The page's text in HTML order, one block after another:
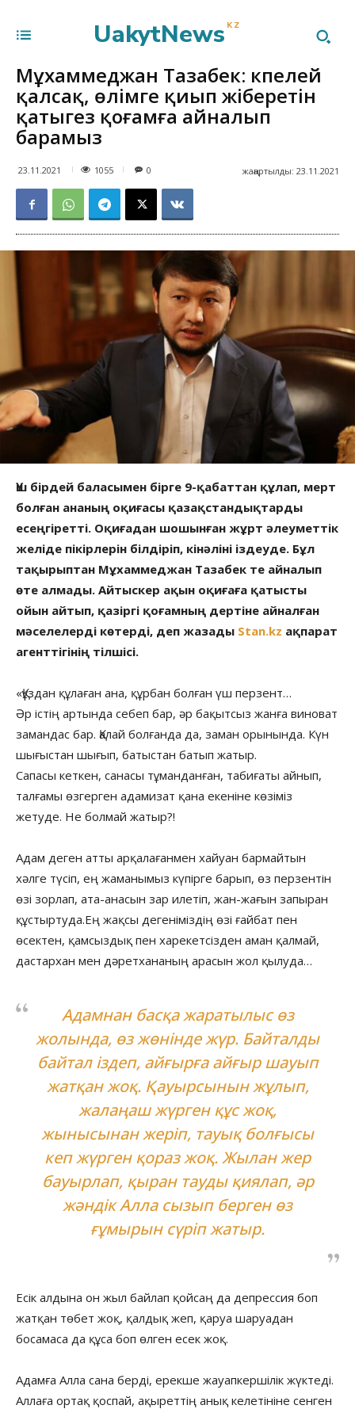
UakytNews KZ
Мұхаммеджан Тазабек: Өкпелей
қалсақ, өлімге қиып жіберетін
қатыгез қоғамға айналып
барамыз
23.11.2021 1055 жаңартылды: 23.11.2021
0
Үш бірдей баласымен бірге 9-қабаттан құлап, мерт
болған ананың оқиғасы қазақстандықтарды
есеңгіретті. Оқиғадан шошынған жұрт әлеуметтік
желіде пікірлерін білдіріп, кінәліні іздеуде. Бұл
тақырыптан Мұхаммеджан Тазабек те айналып
өте алмады. Айтыскер ақын оқиғаға қатысты
ойын айтып, қазіргі қоғамның дертіне айналған
мәселелерді көтерді, деп жазады Stan.kz ақпарат
агенттігінің тілшісі.
«Құздан құлаған ана, құрбан болған үш перзент…
Әр істің артында себеп бар, әр бақытсыз жанға виноват
замандас бар. Қалай болғанда да, заман орынында. Күн
шығыстан шығып, батыстан батып жатыр.
Сапасы кеткен, санасы тұманданған, табиғаты айнып,
талғамы өзгерген адамизат қана екеніне көзіміз
жетуде. Не болмай жатыр?!
Адам деген атты арқалағанмен хайуан бармайтын
хәлге түсіп, ең жаманымыз күпірге барып, өз перзентін
өзі зорлап, ата-анасын зар илетіп, жан-жағын запыран
құстыртуда.Ең жақсы дегеніміздің өзі ғайбат пен
өсектен, қамсыздық пен харекетсізден аман қалмай,
дастархан мен дәретхананың арасын жол қылуда…
Адамнан басқа жаратылыс өз
жолында, өз жөнінде жүр. Байталды
байтал іздеп, айғырға айғыр шауып
жатқан жоқ. Қауырсынын жұлып,
жалаңаш жүрген құс жоқ,
жынысынан жеріп, тауық болғысы
кеп жүрген қораз жоқ. Жылан жер
бауырлап, қыран тауды қиялап, әр
жәндік Алла сызып берген өз
ғұмырын сүріп жатыр.
Есік алдына он жыл байлап қойсаң да депрессия боп
жатқан төбет жоқ, қалдық жеп, қаруа шаруадан
босамаса да құса боп өлген есек жоқ.
Адамға Алла сана берді, ерекше жауапкершілік жүктеді.
Аллаға ортақ қоспай, ақыреттің анық келетініне сенген